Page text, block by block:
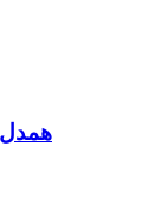
همدل 8 | آسیاب آبی | تعادل در زندگی | حضوری